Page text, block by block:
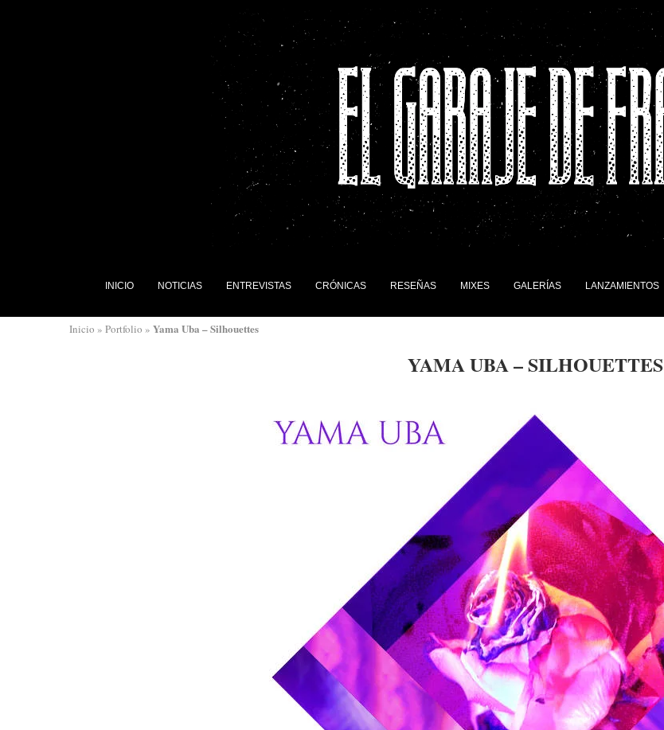
INICIO NOTICIAS ENTREVISTAS CRÓNICAS RESEÑAS MIXES GALERÍAS LANZAMIENTOS
Inicio » Portfolio » Yama Uba – Silhouettes
YAMA UBA – SILHOUETTES